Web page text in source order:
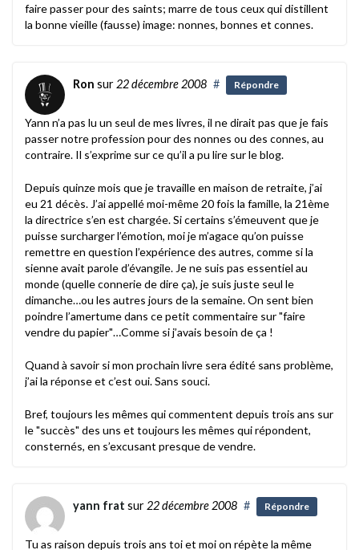
faire passer pour des saints; marre de tous ceux qui distillent
la bonne vieille (fausse) image: nonnes, bonnes et connes.
Ron sur 22 décembre 2008 # Répondre
Yann n’a pas lu un seul de mes livres, il ne dirait pas que je fais
passer notre profession pour des nonnes ou des connes, au
contraire. Il s’exprime sur ce qu’il a pu lire sur le blog.
Depuis quinze mois que je travaille en maison de retraite, j’ai
eu 21 décès. J’ai appellé moi-même 20 fois la famille, la 21ème
la directrice s’en est chargée. Si certains s’émeuvent que je
puisse surcharger l’émotion, moi je m’agace qu’on puisse
remettre en question l’expérience des autres, comme si la
sienne avait parole d’évangile. Je ne suis pas essentiel au
monde (quelle connerie de dire ça), je suis juste seul le
dimanche…ou les autres jours de la semaine. On sent bien
poindre l’amertume dans ce petit commentaire sur "faire
vendre du papier"…Comme si j’avais besoin de ça !
Quand à savoir si mon prochain livre sera édité sans problème,
j’ai la réponse et c’est oui. Sans souci.
Bref, toujours les mêmes qui commentent depuis trois ans sur
le "succès" des uns et toujours les mêmes qui répondent,
consternés, en s’excusant presque de vendre.
yann frat sur 22 décembre 2008 # Répondre
Tu as raison depuis trois ans toi et moi on répète la même